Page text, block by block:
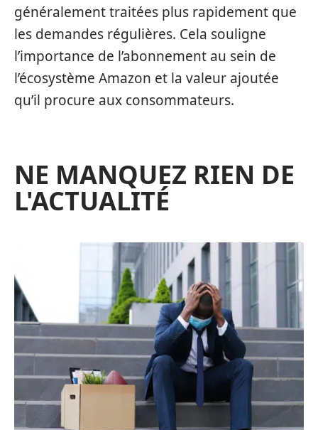
généralement traitées plus rapidement que
les demandes régulières. Cela souligne
l’importance de l’abonnement au sein de
l’écosystème Amazon et la valeur ajoutée
qu’il procure aux consommateurs.
NE MANQUEZ RIEN DE
L'ACTUALITÉ